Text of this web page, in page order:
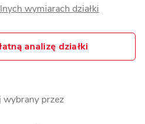
wymiarach działki
analizę działki
wybrany przez